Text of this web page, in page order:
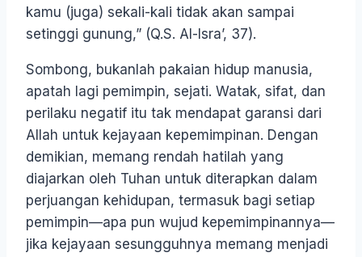
kamu (juga) sekali-kali tidak akan sampai
setinggi gunung,” (Q.S. Al-Isra’, 37).
Sombong, bukanlah pakaian hidup manusia,
apatah lagi pemimpin, sejati. Watak, sifat, dan
perilaku negatif itu tak mendapat garansi dari
Allah untuk kejayaan kepemimpinan. Dengan
demikian, memang rendah hatilah yang
diajarkan oleh Tuhan untuk diterapkan dalam
perjuangan kehidupan, termasuk bagi setiap
pemimpin—apa pun wujud kepemimpinannya—
jika kejayaan sesungguhnya memang menjadi